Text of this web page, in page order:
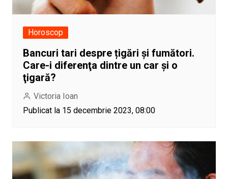
Horoscop
Bancuri tari despre țigări și fumători.
Care-i diferenţa dintre un car şi o
ţigară?
Victoria Ioan
Publicat la 15 decembrie 2023, 08:00